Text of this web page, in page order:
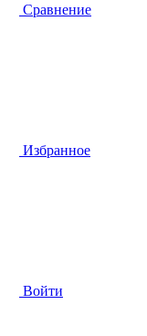
Сравнение
Избранное
Войти